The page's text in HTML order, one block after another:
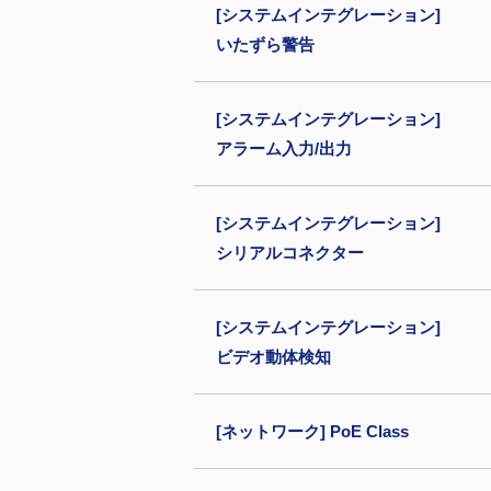
[システムインテグレーション]
いたずら警告
[システムインテグレーション]
アラーム入力/出力
[システムインテグレーション]
シリアルコネクター
[システムインテグレーション]
ビデオ動体検知
[ネットワーク] PoE Class